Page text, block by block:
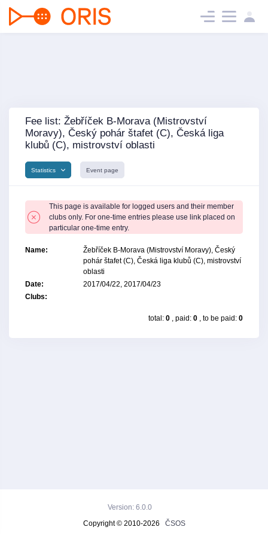
Fee list: Žebříček B-Morava (Mistrovství
Moravy), Český pohár štafet (C), Česká liga
klubů (C), mistrovství oblasti
Statistics Event page
This page is available for logged users and their member
clubs only. For one-time entries please use link placed on
particular one-time entry.
Name:
Žebříček B-Morava (Mistrovství Moravy), Český
pohár štafet (C), Česká liga klubů (C), mistrovství
oblasti
Date:
2017/04/22, 2017/04/23
Clubs:
total: 0 , paid: 0 , to be paid: 0
Copyright © 2010-2026 ČSOS
Version: 6.0.0